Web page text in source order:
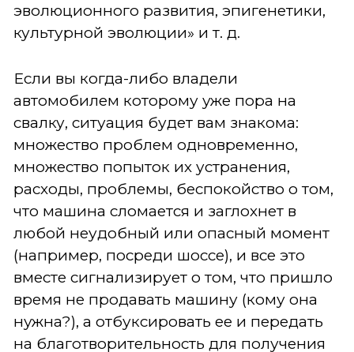
эволюционного развития, эпигенетики,
культурной эволюции» и т. д.
Если вы когда-либо владели
автомобилем которому уже пора на
свалку, ситуация будет вам знакома:
множество проблем одновременно,
множество попыток их устранения,
расходы, проблемы, беспокойство о том,
что машина сломается и заглохнет в
любой неудобный или опасный момент
(например, посреди шоссе), и все это
вместе сигнализирует о том, что пришло
время не продавать машину (кому она
нужна?), а отбуксировать ее и передать
на благотворительность для получения